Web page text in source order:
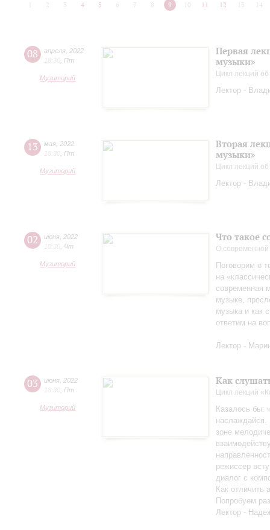
2 3 4 5 6 7 8 9 10 11 12 13 14
08 апреля 2022
18:30 Пт
Музиторий
Первая
музыки»
Цикл лекций
Лектор -
13 мая 2022
18:30 Пт
Музиторий
Вторая
музыки»
Цикл лекций
Лектор -
02 июня 2022
18:30 Чт
Музиторий
Что такое
О
Поговорим о
на
современная
музыке,
музыка и как
ответим на
Лектор -
03 июня 2022
18:30 Пт
Музиторий
Как
Цикл лекций
Казалось бы:
наслаждайся.
зоне
режиссер
диалог с
Как отличить
Попробуем
Лектор -